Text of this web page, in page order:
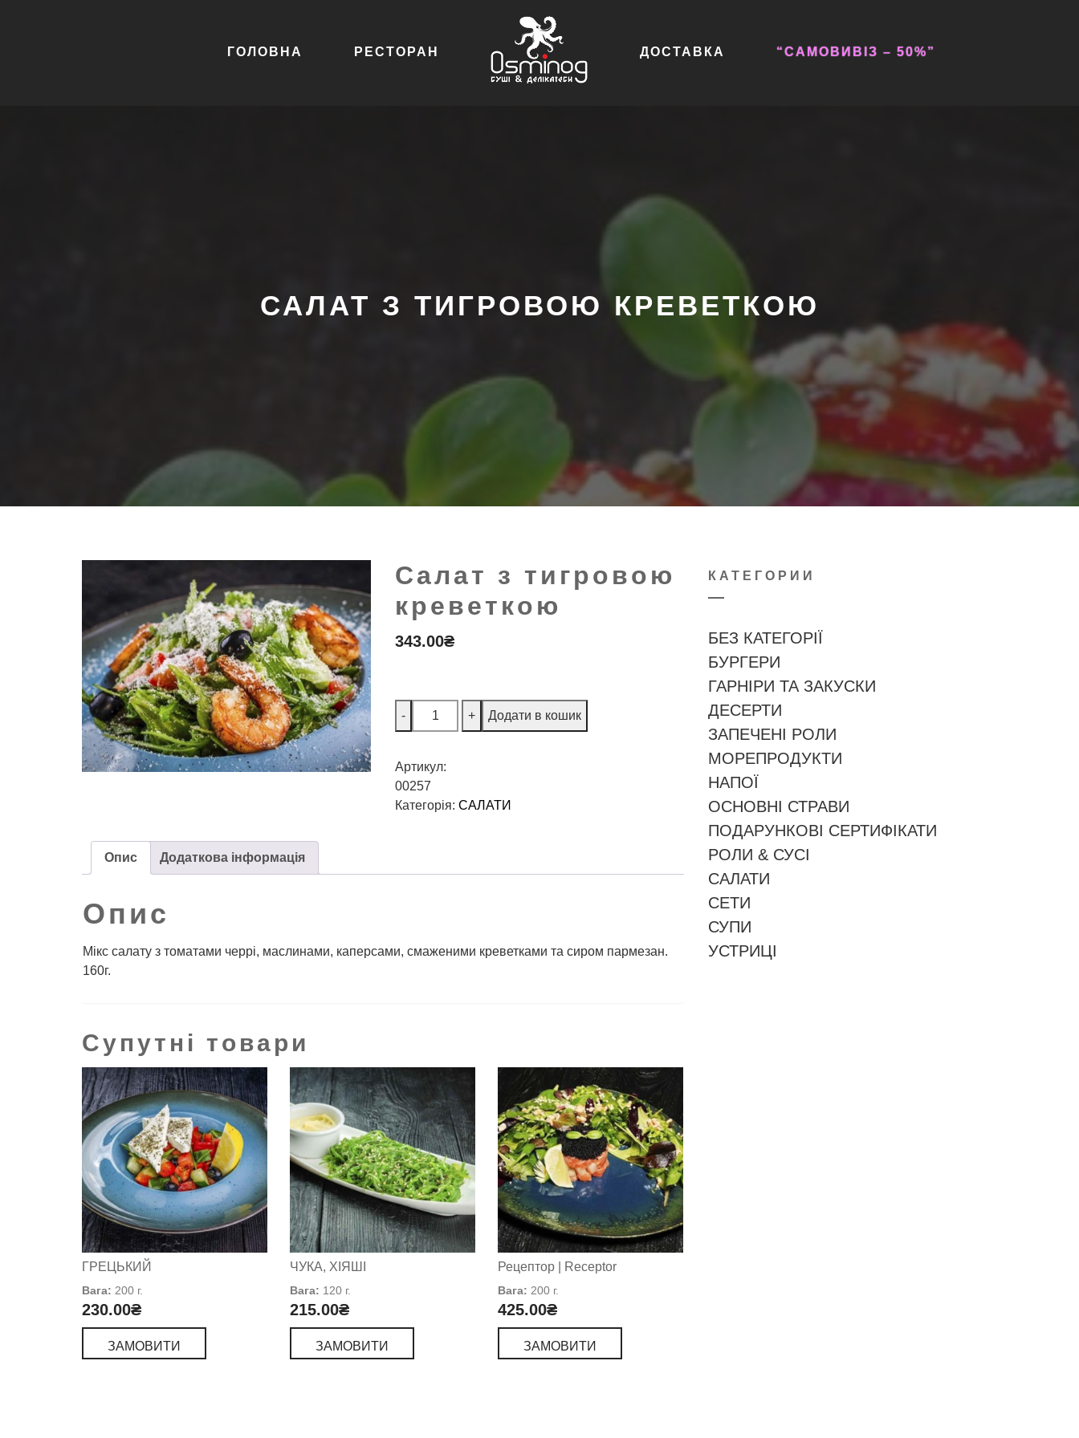
ГОЛОВНА РЕСТОРАН ДОСТАВКА “САМОВИВІЗ – 50%”
САЛАТ З ТИГРОВОЮ КРЕВЕТКОЮ
Салат з тигровою
креветкою
343.00₴
-
Кількість
+ Додати в кошик
Артикул:
00257
Категорія: САЛАТИ
Опис Додаткова інформація
Опис
Мікс салату з томатами черрі, маслинами, каперсами, смаженими креветками та сиром пармезан.
160г.
Супутні товари
ГРЕЦЬКИЙ
Вага: 200 г.
230.00₴
ЗАМОВИТИ
ЧУКА, ХІЯШІ
Вага: 120 г.
215.00₴
ЗАМОВИТИ
Рецептор | Receptor
Вага: 200 г.
425.00₴
ЗАМОВИТИ
КАТЕГОРИИ
БЕЗ КАТЕГОРІЇ
БУРГЕРИ
ГАРНІРИ ТА ЗАКУСКИ
ДЕСЕРТИ
ЗАПЕЧЕНІ РОЛИ
МОРЕПРОДУКТИ
НАПОЇ
ОСНОВНІ СТРАВИ
ПОДАРУНКОВІ СЕРТИФІКАТИ
РОЛИ & СУСІ
САЛАТИ
СЕТИ
СУПИ
УСТРИЦІ